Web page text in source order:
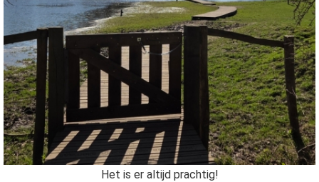
Het is er altijd prachtig!